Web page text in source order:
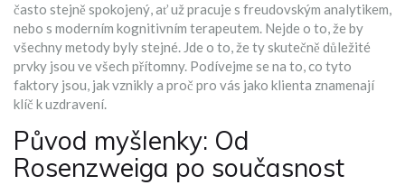
často stejně spokojený, ať už pracuje s freudovským analytikem,
nebo s moderním kognitivním terapeutem. Nejde o to, že by
všechny metody byly stejné. Jde o to, že ty skutečně důležité
prvky jsou ve všech přítomny. Podívejme se na to, co tyto
faktory jsou, jak vznikly a proč pro vás jako klienta znamenají
klíč k uzdravení.
Původ myšlenky: Od
Rosenzweiga po současnost